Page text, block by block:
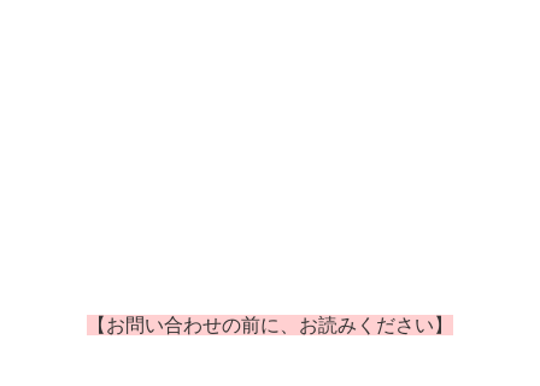
【お問い合わせの前に、お読みください】